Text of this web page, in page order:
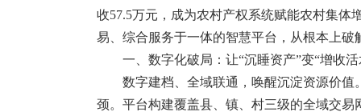
收57.5万元，成为农村产权系统赋能农村集
易、综合服务于一体的智慧平台，从根本上
一、数字化破局：让“沉睡资产”变“增收活
数字建档、全域联通，唤醒沉淀资源价
颈。平台构建覆盖县、镇、村三级的全域交